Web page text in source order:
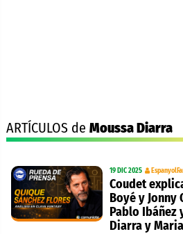
ARTÍCULOS de Moussa Diarra
19 DIC 2025
Coudet
Boyé y Jonny
Pablo Ibáñez
Diarra y